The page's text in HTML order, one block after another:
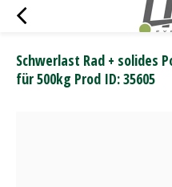
Schwerlast Rad + solides
für 500kg Prod ID: 35605